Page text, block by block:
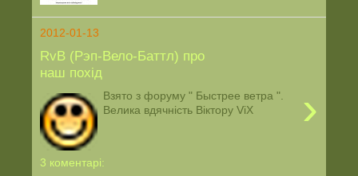
2012-01-13
RvB (Рэп-Вело-Баттл) про
наш похід
›
Взято з форуму " Быстрее ветра ".
Велика вдячність Віктору ViX
3 коментарі: